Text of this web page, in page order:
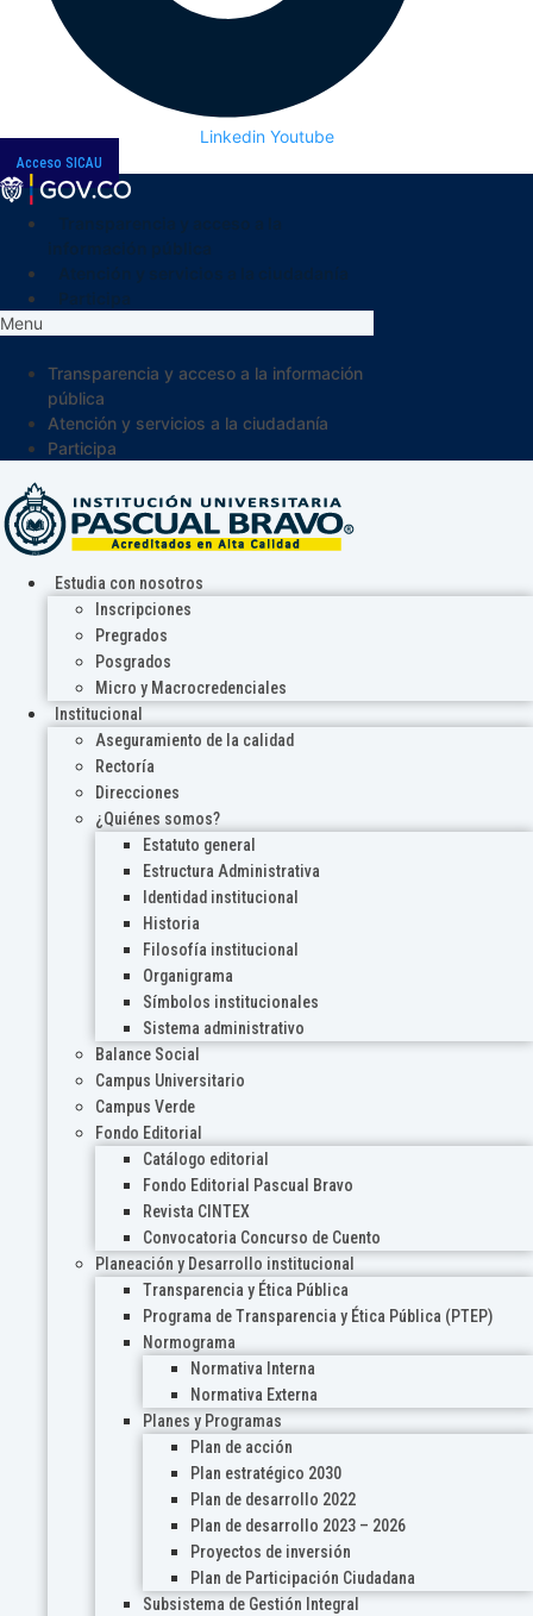
Linkedin Youtube
Acceso SICAU
Menu
Transparencia y acceso a la información
pública
Atención y servicios a la ciudadanía
Participa
Estudia con nosotros
Inscripciones
Pregrados
Posgrados
Micro y Macrocredenciales
Institucional
Aseguramiento de la calidad
Rectoría
Direcciones
¿Quiénes somos?
Estatuto general
Estructura Administrativa
Identidad institucional
Historia
Filosofía institucional
Organigrama
Símbolos institucionales
Sistema administrativo
Balance Social
Campus Universitario
Campus Verde
Fondo Editorial
Catálogo editorial
Fondo Editorial Pascual Bravo
Revista CINTEX
Convocatoria Concurso de Cuento
Planeación y Desarrollo institucional
Transparencia y Ética Pública
Programa de Transparencia y Ética Pública (PTEP)
Normograma
Normativa Interna
Normativa Externa
Planes y Programas
Plan de acción
Plan estratégico 2030
Plan de desarrollo 2022
Plan de desarrollo 2023 – 2026
Proyectos de inversión
Plan de Participación Ciudadana
Subsistema de Gestión Integral